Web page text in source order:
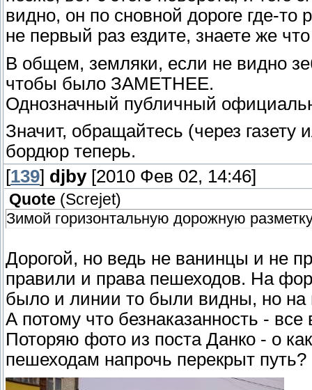
видно, он по сновной дороге где-
не первый раз ездите, знаете же
В общем, земляки, если не видно
чтобы было ЗАМЕТНЕЕ.
Однозначный публичный
Значит, обращайтесь (через
бордюр теперь.
[139] djby[2010 Фев 02, 14:46]
Quote (Screjet)
Зимой горизонтальную дорожную
Дорогой, но ведь не ванинцы и не
правили и права пешеходов. На
было и линии то были видны, но
А потому что безнаказанность - все
Поторяю фото из поста Данко - о
пешеходам напрочь перекрыт путь?